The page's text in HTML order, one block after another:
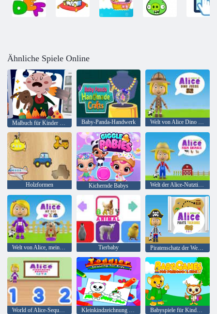
Ähnliche Spiele Online
Malbuch für Kinder Vip Baby-Panda-Handwerk Welt von Alice Dino Fossil
Holzformen Kichernde Babys Welt der Alice-Nutztiere
Welt von Alice, meinem Hund Tierbaby Piratenschatz der Welt von Alice
World of Alice-Sequenzierungsnummern Kleinkindzeichnung für Kinder Babyspiele für Kinder im Vorschulalter